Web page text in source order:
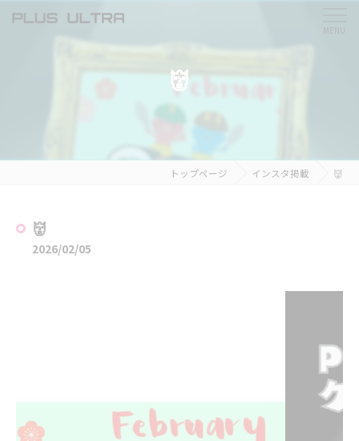
👹
トップページ インスタ掲載 👹
👹
2026/02/05